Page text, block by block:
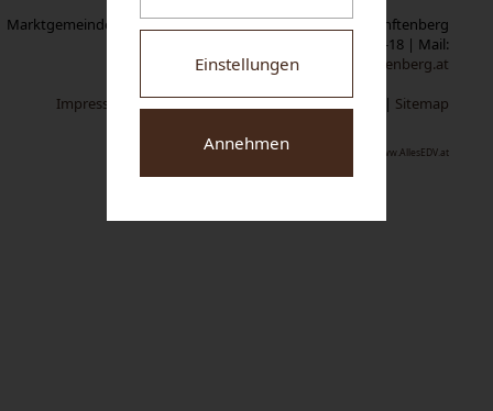
Marktgemeinde Senftenberg | Neuer Markt 1 | A-3541 Senftenberg
| Fax: 02719/2319-18 | Mail:
gemeindeamt@senftenberg.at
Impressum
|Datenschutz|Cookie-Einstellungen | Sitemap
www.AllesEDV.at
Einstellungen
Annehmen